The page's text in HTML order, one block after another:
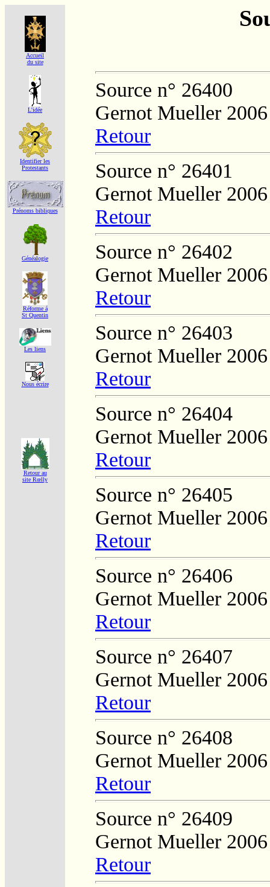
Accueil
du site
L'idée
Identifier les
Protestants
Prénoms bibliques
Généalogie
Réforme á
St Quentin
Les liens
Nous écrire
Retour au
site Rœlly
Source n° 26400
Gernot Mueller 2006
Retour
Source n° 26401
Gernot Mueller 2006
Retour
Source n° 26402
Gernot Mueller 2006
Retour
Source n° 26403
Gernot Mueller 2006
Retour
Source n° 26404
Gernot Mueller 2006
Retour
Source n° 26405
Gernot Mueller 2006
Retour
Source n° 26406
Gernot Mueller 2006
Retour
Source n° 26407
Gernot Mueller 2006
Retour
Source n° 26408
Gernot Mueller 2006
Retour
Source n° 26409
Gernot Mueller 2006
Retour